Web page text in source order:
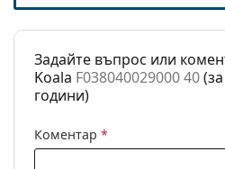
инструкциите преди употреба.
нос:
панти:
Клип-он:
Задайте въпрос или
Koala F038040029000 40
години)
Коментар *